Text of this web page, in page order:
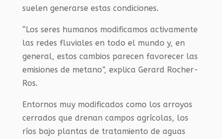
suelen generarse estas condiciones.
“Los seres humanos modificamos activamente
las redes fluviales en todo el mundo y, en
general, estos cambios parecen favorecer las
emisiones de metano”, explica Gerard Rocher-
Ros.
Entornos muy modificados como los arroyos
cerrados que drenan campos agrícolas, los
ríos bajo plantas de tratamiento de aguas